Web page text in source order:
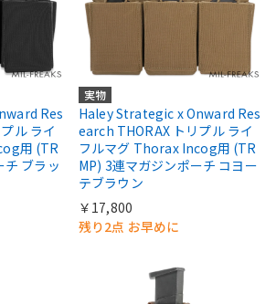
Res
ル ライ
用 (TR
チ ブラッ
実物
Haley Strategic x Onward Res
earch THORAX トリプル ライ
フルマグ Thorax Incog用 (TR
MP) 3連マガジンポーチ コヨー
テブラウン
￥17,800
残り2点 お早めに